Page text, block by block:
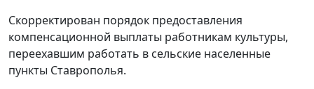
Скорректирован порядок предоставления
компенсационной выплаты работникам культуры,
переехавшим работать в сельские населенные
пункты Ставрополья.